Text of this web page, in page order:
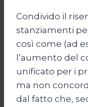
Condivido il
stanziamenti
così come (ad
l’aumento del
unificato per i
ma non
dal fatto che,